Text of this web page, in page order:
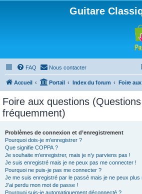
Guitare
FAQ Nous contacter
Accueil Portail Index du forum
Foire aux questions
fréquemment)
Problèmes de connexion et d’enregistrement
Pourquoi dois-je m’enregistrer ?
Que signifie COPPA ?
Je souhaite m’enregistrer, mais je n’y parviens pas !
Je suis enregistré mais je ne peux pas me connecter !
Pourquoi ne puis-je pas me connecter ?
Je me suis enregistré par le passé mais je ne peux plus
J’ai perdu mon mot de passe !
Pourquoi suis-je automatiquement déconnecté ?